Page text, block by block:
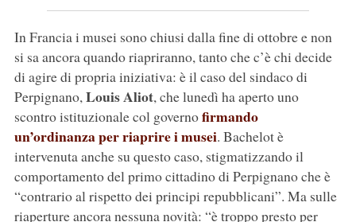
In Francia i musei sono chiusi dalla fine di ottobre e non
si sa ancora quando riapriranno, tanto che c’è chi decide
di agire di propria iniziativa: è il caso del sindaco di
Perpignano,Louis Aliot, che lunedì ha aperto uno
scontro istituzionale col governofirmando
un’ordinanza per riaprire i musei. Bachelot è
intervenuta anche su questo caso, stigmatizzando il
comportamento del primo cittadino di Perpignano che è
“contrario al rispetto dei principi repubblicani”. Ma sulle
riaperture ancora nessuna novità: “è troppo presto per